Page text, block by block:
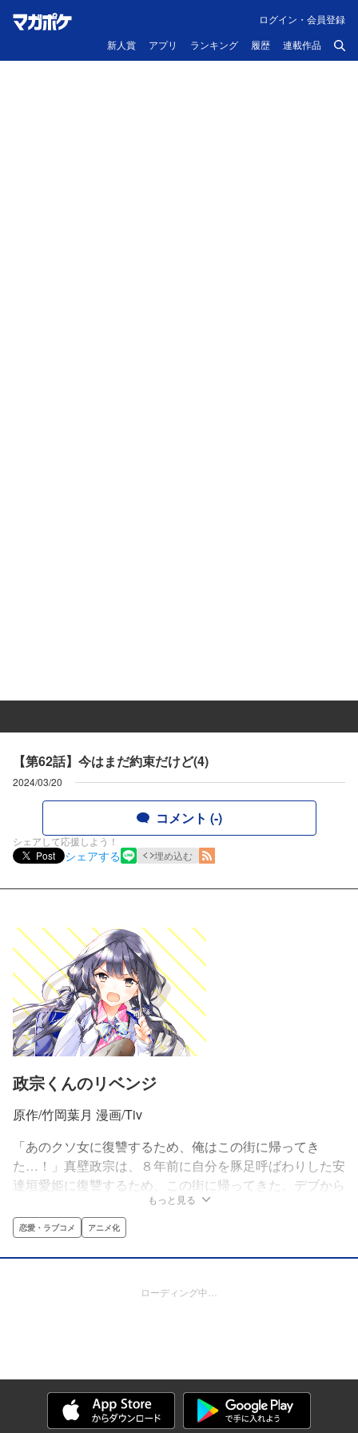
新人賞 アプリ ランキング 履歴 連載作品
ログイン・会員登録
【第62話】今はまだ約束だけど(4)
2024/03/20
コメント (-)
シェアして応援しよう！
Post
シェアする 埋め込む
政宗くんのリベンジ
原作/竹岡葉月 漫画/Tiv
「あのクソ女に復讐するため、俺はこの街に帰ってき
た…！」真壁政宗は、８年前に自分を豚足呼ばわりした安
達垣愛姫に復讐するため、この街に帰ってきた。デブから
イケメンにのし上がり、憎き愛姫への復讐はできるのか!?
復讐ラブコメの幕が上がる!!
もっと見る
恋愛・ラブコメ アニメ化
ローディング中…